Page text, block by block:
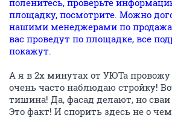
поленитесь, проверьте
площадку, посмотрите. Можно
нашими менеджерами по
вас проведут по площадке, все
покажут.
А я в 2х минутах от УЮТа
очень часто наблюдаю стройку!
тишина! Да, фасад делают, но
Это факт! И спорить здесь не о